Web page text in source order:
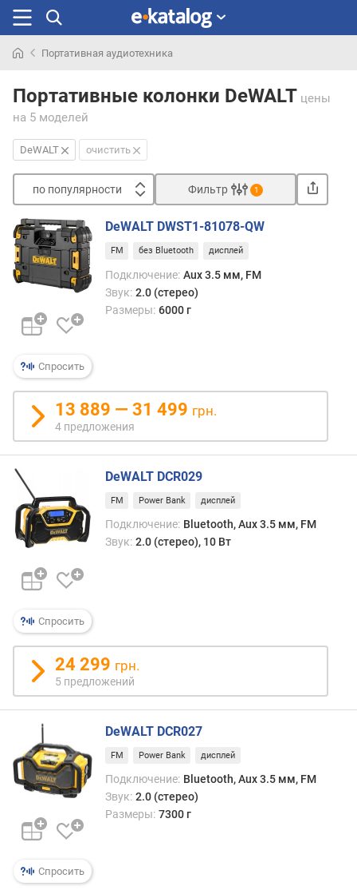
раньше
Портативная аудиотехника
Портативные колонки DeWALT цены
на 5 моделей
DeWALT очистить
по популярности
п
о
п
о
у
л
р
н
о
с
т
и
т
д
е
е
в
х
к
о
о
г
и
м
о
д
о
о
Фильтр 1
Спросить
DeWALT DWST1-81078-QW
FM без Bluetooth дисплей
Подключение: Aux 3.5 мм, FM
Звук: 2.0 (стерео)
Размеры: 6000 г
13 889 — 31 499 грн.
4 предложения
Спросить
DeWALT DCR029
FM Power Bank дисплей
Подключение: Bluetooth, Aux 3.5 мм, FM
Звук: 2.0 (стерео), 10 Вт
24 299 грн.
5 предложений
Спросить
DeWALT DCR027
FM Power Bank дисплей
Подключение: Bluetooth, Aux 3.5 мм, FM
Звук: 2.0 (стерео)
Размеры: 7300 г